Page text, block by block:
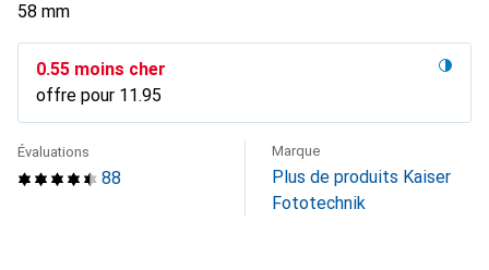
58 mm
CHF
0.55 moins cher
offre pour CHF
11.95
88
Évaluations Marque
Plus de produits Kaiser
Fototechnik